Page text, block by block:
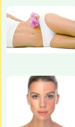
▪ Không
▪ Không
▪ Không
▪ Thời
▪ Chi phí
▪ Chủ
▪ Rất an toàn